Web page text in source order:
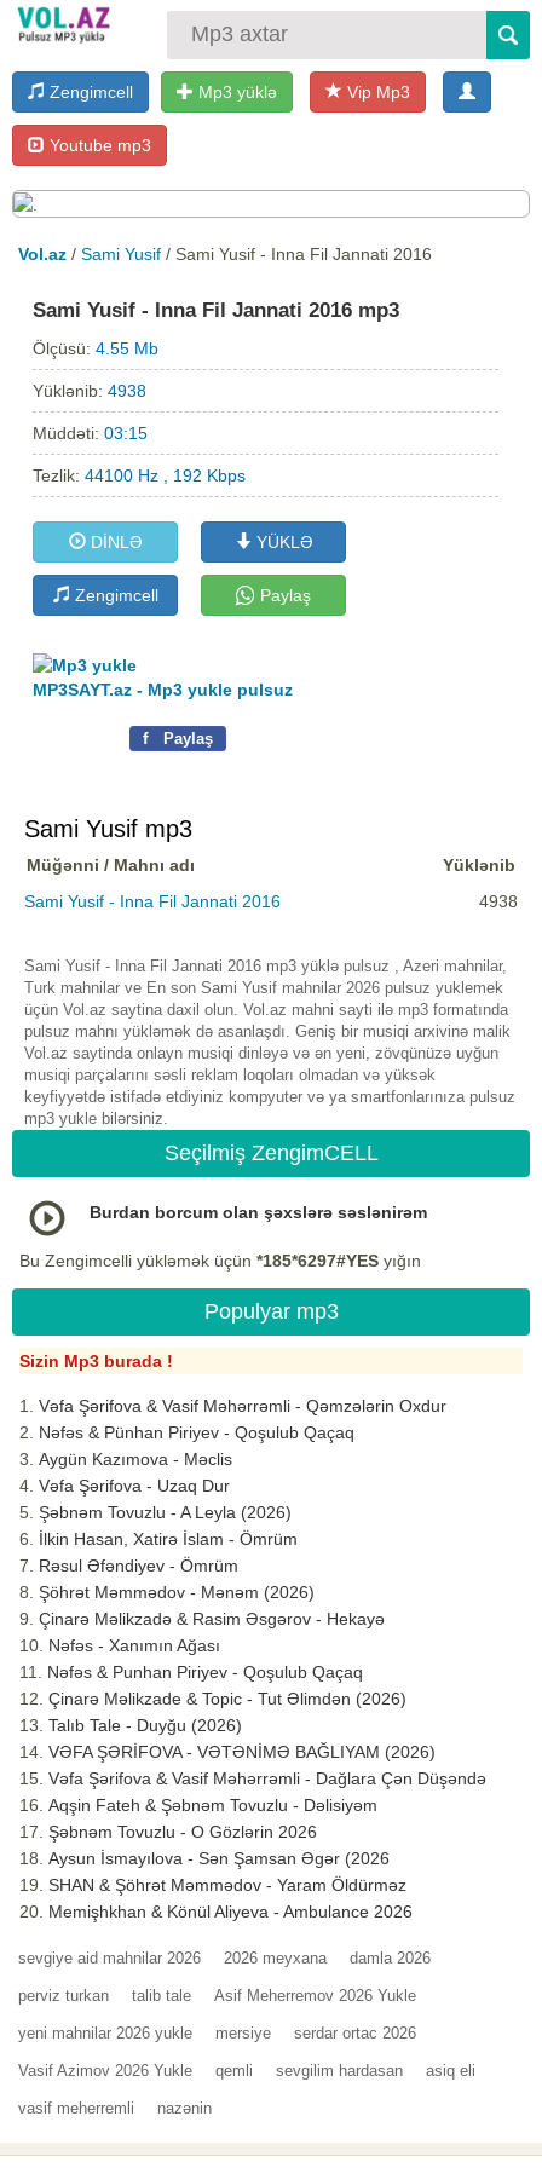
Zengimcell Mp3 yüklə Vip Mp3
Youtube mp3
Vol.az / Sami Yusif / Sami Yusif - Inna Fil Jannati 2016
Sami Yusif - Inna Fil Jannati 2016 mp3
Ölçüsü:4.55 Mb
Yüklənib:4938
Müddəti:03:15
Tezlik:44100 Hz , 192 Kbps
DİNLƏ YÜKLƏ
Zengimcell Paylaş
MP3SAYT.az - Mp3 yukle pulsuz
f Paylaş
Sami Yusif mp3
Müğənni / Mahnı adı
Yüklənib
Sami Yusif - Inna Fil Jannati 2016
4938
Sami Yusif - Inna Fil Jannati 2016 mp3 yüklə pulsuz , Azeri mahnilar,
Turk mahnilar ve En son Sami Yusif mahnilar 2026 pulsuz yuklemek
üçün Vol.az saytina daxil olun. Vol.az mahni sayti ilə mp3 formatında
pulsuz mahnı yükləmək də asanlaşdı. Geniş bir musiqi arxivinə malik
Vol.az saytinda onlayn musiqi dinləyə və ən yeni, zövqünüzə uyğun
musiqi parçalarını səsli reklam loqoları olmadan və yüksək
keyfiyyətdə istifadə etdiyiniz kompyuter və ya smartfonlarınıza pulsuz
mp3 yukle bilərsiniz.
Seçilmiş ZengimCELL
Burdan borcum olan şəxslərə səslənirəm
Bu Zengimcelli yükləmək üçün *185*6297#YES yığın
Populyar mp3
Sizin Mp3 burada !
Vəfa Şərifova & Vasif Məhərrəmli - Qəmzələrin Oxdur
Nəfəs & Pünhan Piriyev - Qoşulub Qaçaq
Aygün Kazımova - Məclis
Vəfa Şərifova - Uzaq Dur
Şəbnəm Tovuzlu - A Leyla (2026)
İlkin Hasan, Xatirə İslam - Ömrüm
Rəsul Əfəndiyev - Ömrüm
Şöhrət Məmmədov - Mənəm (2026)
Çinarə Məlikzadə & Rasim Əsgərov - Hekayə
Nəfəs - Xanımın Ağası
Nəfəs & Punhan Piriyev - Qoşulub Qaçaq
Çinarə Məlikzade & Topic - Tut Əlimdən (2026)
Talıb Tale - Duyğu (2026)
VƏFA ŞƏRİFOVA - VƏTƏNİMƏ BAĞLIYAM (2026)
Vəfa Şərifova & Vasif Məhərrəmli - Dağlara Çən Düşəndə
Aqşin Fateh & Şəbnəm Tovuzlu - Dəlisiyəm
Şəbnəm Tovuzlu - O Gözlərin 2026
Aysun İsmayılova - Sən Şamsan Əgər (2026
SHAN & Şöhrət Məmmədov - Yaram Öldürməz
Memişhkhan & Könül Aliyeva - Ambulance 2026
sevgiye aid mahnilar 2026 2026 meyxana damla 2026
perviz turkan talib tale Asif Meherremov 2026 Yukle
yeni mahnilar 2026 yukle mersiye serdar ortac 2026
Vasif Azimov 2026 Yukle qemli sevgilim hardasan asiq eli
vasif meherremli nazənin